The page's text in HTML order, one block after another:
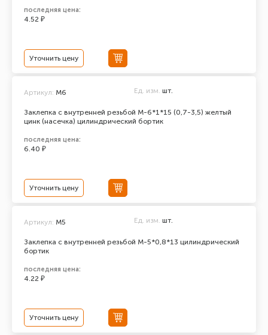
последняя цена:
4.52 ₽
Уточнить цену
Заклепка с внутренней резьбой М-6*1*15 (0,7-3,5) желтый
цинк (насечка) цилиндрический бортик
Артикул: М6 Ед. изм. шт.
последняя цена:
6.40 ₽
Уточнить цену
Заклепка с внутренней резьбой М-5*0,8*13 цилиндрический
бортик
Артикул: М5 Ед. изм. шт.
последняя цена:
4.22 ₽
Уточнить цену